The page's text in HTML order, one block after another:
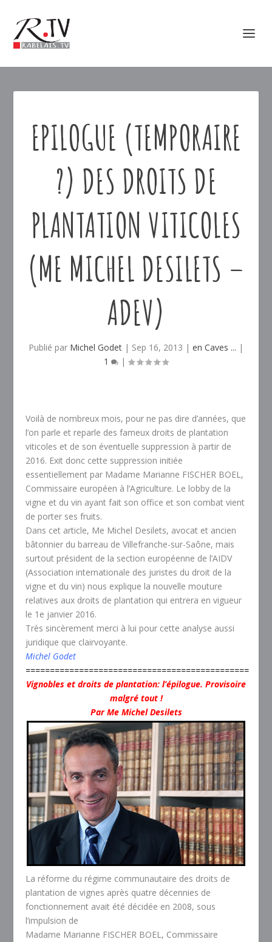
EPILOGUE (TEMPORAIRE
?) DES DROITS DE
PLANTATION VITICOLES
(ME MICHEL DESILETS –
ADEV)
Publié par Michel Godet | Sep 16, 2013 | en Caves ... |
1
|
Voilà de nombreux mois, pour ne pas dire d’années, que
l’on parle et reparle des fameux droits de plantation
viticoles et de son éventuelle suppression à partir de
2016. Exit donc cette suppression initiée
essentiellement par Madame Marianne FISCHER BOEL,
Commissaire européen à l’Agriculture. Le lobby de la
vigne et du vin ayant fait son office et son combat vient
de porter ses fruits.
Dans cet article, Me Michel Desilets, avocat et ancien
bâtonnier du barreau de Villefranche-sur-Saône, mais
surtout président de la section européenne de l’AIDV
(Association internationale des juristes du droit de la
vigne et du vin) nous explique la nouvelle mouture
relatives aux droits de plantation qui entrera en vigueur
le 1e janvier 2016.
Très sincèrement merci à lui pour cette analyse aussi
juridique que clairvoyante.
Michel Godet
==============================================
Vignobles et droits de plantation: l’épilogue. Provisoire
malgré tout !
Par Me Michel Desilets
La réforme du régime communautaire des droits de
plantation de vignes après quatre décennies de
fonctionnement avait été décidée en 2008, sous
l’impulsion de
Madame Marianne FISCHER BOEL, Commissaire